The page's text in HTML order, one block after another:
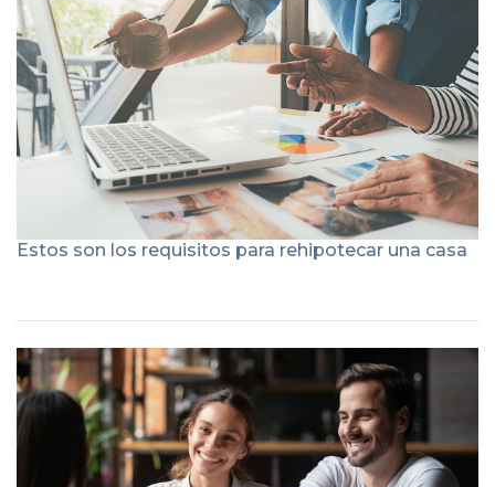
Estos son los requisitos para rehipotecar una casa